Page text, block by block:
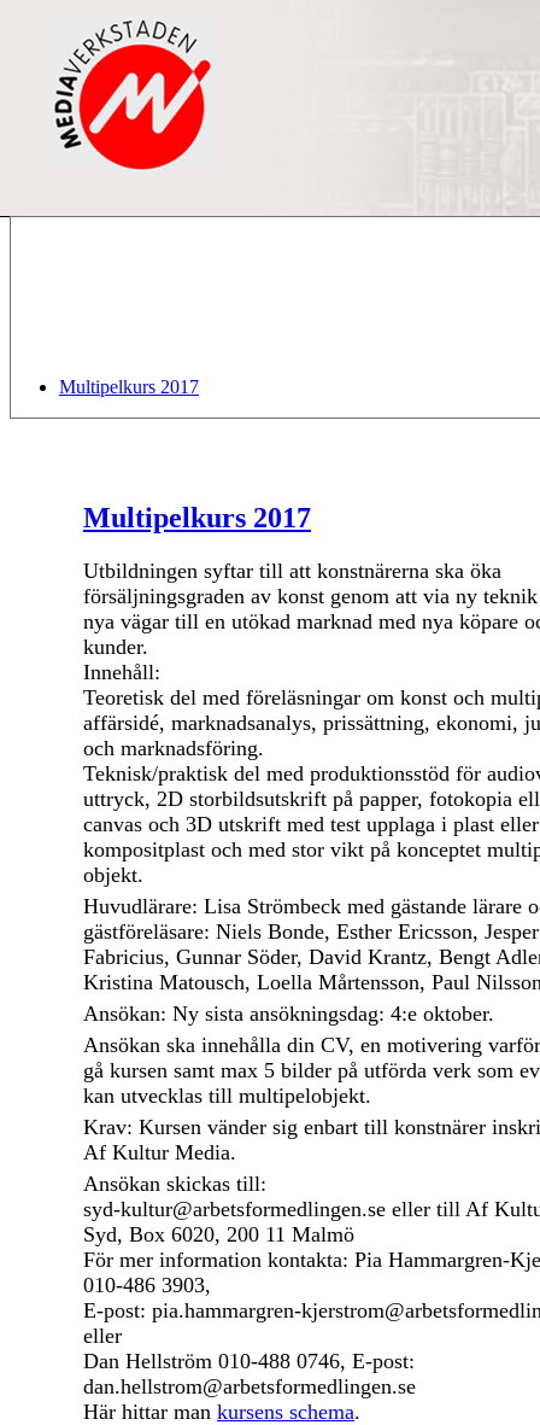
Multipelkurs 2017
Multipelkurs 2017
Utbildningen syftar till att konstnärerna ska öka
försäljningsgraden av konst genom att via ny
nya vägar till en utökad marknad med nya köpare
kunder.
Innehåll:
Teoretisk del med föreläsningar om konst och
affärsidé, marknadsanalys, prissättning, ekonomi,
och marknadsföring.
Teknisk/praktisk del med produktionsstöd för
uttryck, 2D storbildsutskrift på papper, fotokopia
canvas och 3D utskrift med test upplaga i plast eller
kompositplast och med stor vikt på konceptet
objekt.
Huvudlärare: Lisa Strömbeck med gästande lärare
gästföreläsare: Niels Bonde, Esther Ericsson, Jesper
Fabricius, Gunnar Söder, David Krantz, Bengt
Kristina Matousch, Loella Mårtensson, Paul
Ansökan: Ny sista ansökningsdag: 4:e oktober.
Ansökan ska innehålla din CV, en motivering
gå kursen samt max 5 bilder på utförda verk som
kan utvecklas till multipelobjekt.
Krav: Kursen vänder sig enbart till konstnärer
Af Kultur Media.
Ansökan skickas till:
syd-kultur@arbetsformedlingen.se eller till Af
Syd, Box 6020, 200 11 Malmö
För mer information kontakta: Pia Hammargren-
010-486 3903,
E-post: pia.hammargren-
eller
Dan Hellström 010-488 0746, E-post:
dan.hellstrom@arbetsformedlingen.se
Här hittar man kursens schema.